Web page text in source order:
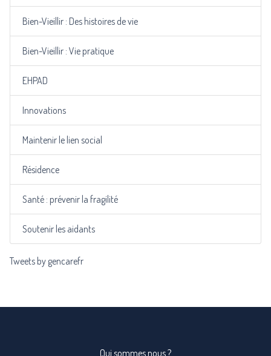
Bien-Vieillir : Des histoires de vie
Bien-Vieillir : Vie pratique
EHPAD
Innovations
Maintenir le lien social
Résidence
Santé : prévenir la fragilité
Soutenir les aidants
Tweets by gencarefr
Qui sommes nous ?